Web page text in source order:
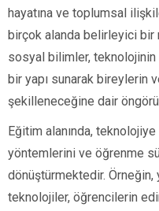
hayatına ve toplumsal
birçok alanda belirleyici bir
sosyal bilimler,
bir yapı sunarak bireylerin
şekilleneceğine dair
Eğitim alanında,
yöntemlerini ve öğrenme
dönüştürmektedir.
teknolojiler, öğrencilerin